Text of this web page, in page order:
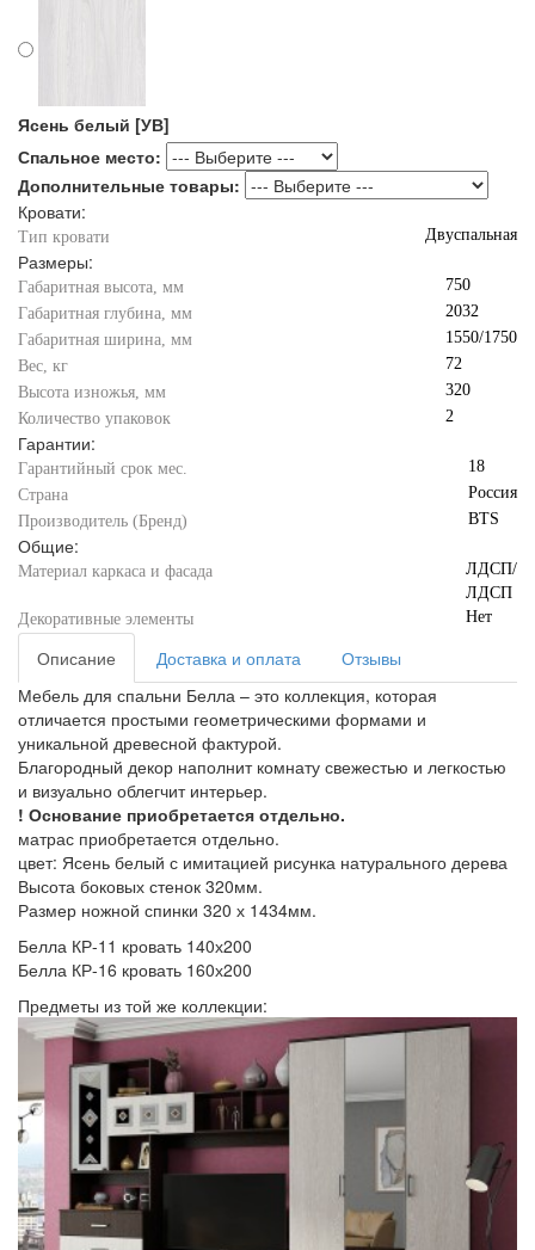
Ясень белый [УВ]
Спальное место:
Дополнительные товары:
Кровати:
Тип кровати Двуспальная
Размеры:
Габаритная высота, мм
750
Габаритная глубина, мм
2032
Габаритная ширина, мм
1550/1750
Вес, кг
72
Высота изножья, мм
320
Количество упаковок
2
Гарантии:
Гарантийный срок мес.
18
Страна
Россия
Производитель (Бренд)
BTS
Общие:
Материал каркаса и фасада
ЛДСП/
ЛДСП
Декоративные элементы
Нет
Описание Доставка и оплата
Отзывы
Мебель для спальни Белла – это коллекция, которая
отличается простыми геометрическими формами и
уникальной древесной фактурой.
Благородный декор наполнит комнату свежестью и легкостью
и визуально облегчит интерьер.
! Основание приобретается отдельно.
матрас приобретается отдельно.
цвет: Ясень белый с имитацией рисунка натурального дерева
Высота боковых стенок 320мм.
Размер ножной спинки 320 х 1434мм.
Белла КР-11 кровать 140х200
Белла КР-16 кровать 160х200
Предметы из той же коллекции: